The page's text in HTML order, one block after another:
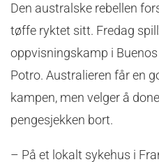
Den australske rebellen
tøffe ryktet sitt. Fredag
oppvisningskamp i
Potro. Australieren får en
kampen, men velger å
pengesjekken bort.
– På et lokalt sykehus i